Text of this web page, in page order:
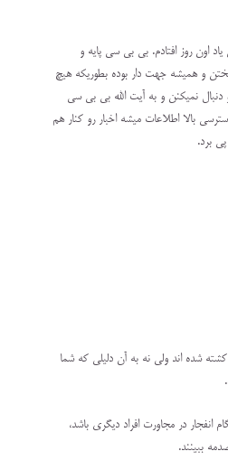
اون روز افتادم. بی بی سی پایه و
و همیشه جهت دار بوده بطوریکه هیچ
نمیکنن و به آیت الله بی بی سی
بالا اطلاعات میشه اخبار رو کنار هم
برد.
شده اند ولى نه به آن دليلى كه شما
انفجار در مجاورت افراد ديگرى باشد،
ببينند.